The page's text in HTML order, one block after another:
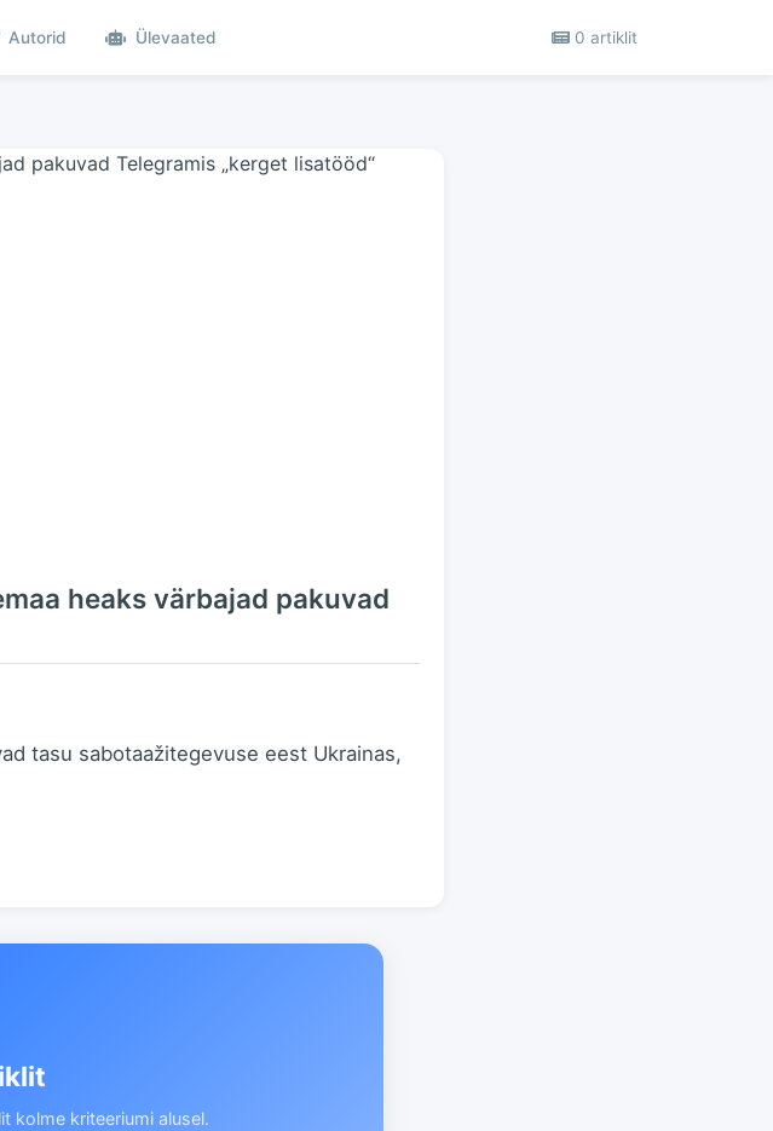
Autorid Ülevaated 0 artiklit
heaks värbajad pakuvad
tasu sabotaažitegevuse eest Ukrainas,
kolme kriteeriumi alusel.